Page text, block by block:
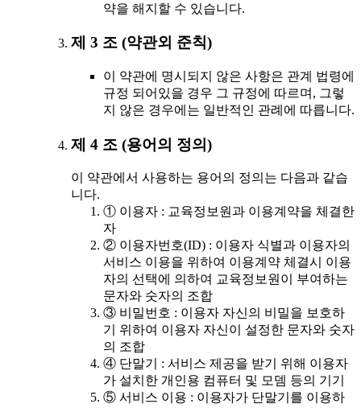
약을 해지할 수 있습니다.
제 3 조 (약관외 준칙)
이 약관에 명시되지 않은 사항은 관계 법령에
규정 되어있을 경우 그 규정에 따르며, 그렇
지 않은 경우에는 일반적인 관례에 따릅니다.
제 4 조 (용어의 정의)
이 약관에서 사용하는 용어의 정의는 다음과 같습
니다.
① 이용자 : 교육정보원과 이용계약을 체결한
자
② 이용자번호(ID) : 이용자 식별과 이용자의
서비스 이용을 위하여 이용계약 체결시 이용
자의 선택에 의하여 교육정보원이 부여하는
문자와 숫자의 조합
③ 비밀번호 : 이용자 자신의 비밀을 보호하
기 위하여 이용자 자신이 설정한 문자와 숫자
의 조합
④ 단말기 : 서비스 제공을 받기 위해 이용자
가 설치한 개인용 컴퓨터 및 모뎀 등의 기기
⑤ 서비스 이용 : 이용자가 단말기를 이용하